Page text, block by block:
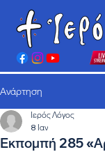
Ανάρτηση
Εκπομπή 285
Ιερός Λόγος
8 Ιαν